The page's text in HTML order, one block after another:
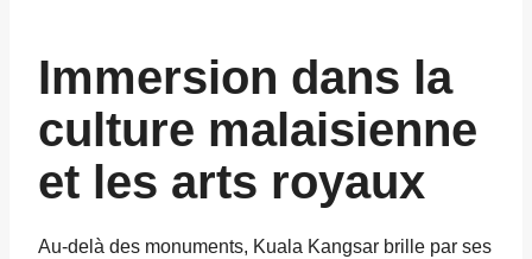
Immersion dans la
culture malaisienne
et les arts royaux
Au-delà des monuments, Kuala Kangsar brille par ses